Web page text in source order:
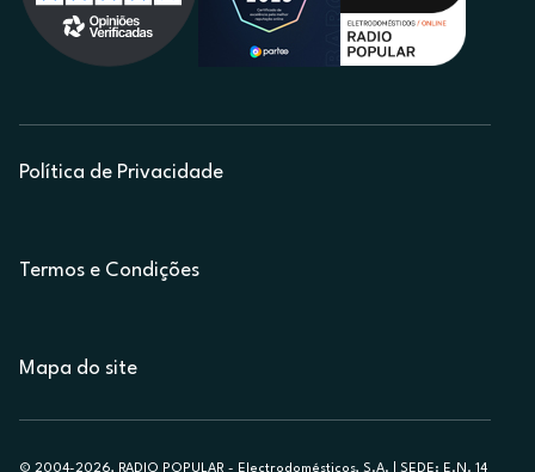
Política de Privacidade
Termos e Condições
Mapa do site
© 2004-2026, RADIO POPULAR - Electrodomésticos, S.A. | SEDE: E.N. 14